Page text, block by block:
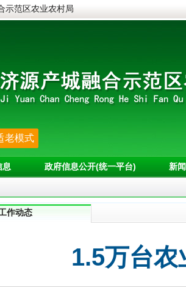
示范区农业农村局
老模式
息 政府信息公开(统一平台) 新
作动态
1.5万台农